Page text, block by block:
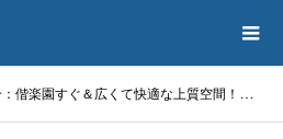
な上質空間！『ホテル・ザ・ウエストヒルズ・水戸』様のご紹介＆客室整体・マッサージのご案内